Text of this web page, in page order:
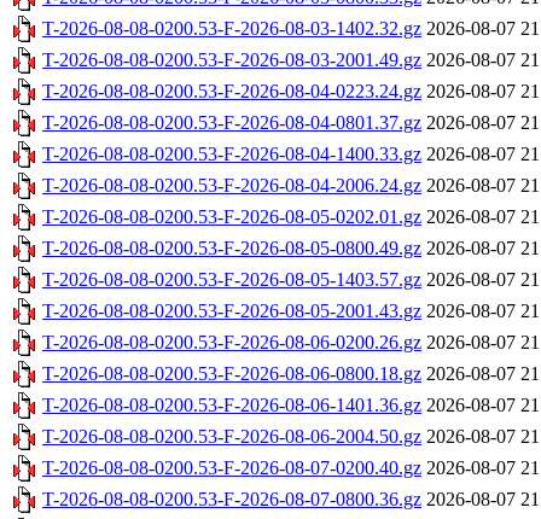
T-2026-08-08-0200.53-F-2026-08-03-1402.32.gz 2026-08-07
T-2026-08-08-0200.53-F-2026-08-03-2001.49.gz 2026-08-07
T-2026-08-08-0200.53-F-2026-08-04-0223.24.gz 2026-08-07
T-2026-08-08-0200.53-F-2026-08-04-0801.37.gz 2026-08-07
T-2026-08-08-0200.53-F-2026-08-04-1400.33.gz 2026-08-07
T-2026-08-08-0200.53-F-2026-08-04-2006.24.gz 2026-08-07
T-2026-08-08-0200.53-F-2026-08-05-0202.01.gz 2026-08-07
T-2026-08-08-0200.53-F-2026-08-05-0800.49.gz 2026-08-07
T-2026-08-08-0200.53-F-2026-08-05-1403.57.gz 2026-08-07
T-2026-08-08-0200.53-F-2026-08-05-2001.43.gz 2026-08-07
T-2026-08-08-0200.53-F-2026-08-06-0200.26.gz 2026-08-07
T-2026-08-08-0200.53-F-2026-08-06-0800.18.gz 2026-08-07
T-2026-08-08-0200.53-F-2026-08-06-1401.36.gz 2026-08-07
T-2026-08-08-0200.53-F-2026-08-06-2004.50.gz 2026-08-07
T-2026-08-08-0200.53-F-2026-08-07-0200.40.gz 2026-08-07
T-2026-08-08-0200.53-F-2026-08-07-0800.36.gz 2026-08-07